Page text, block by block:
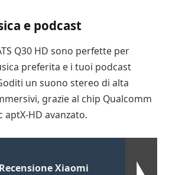
e podcast
Q30 HD sono perfette per
preferita e i tuoi podcast
un suono stereo di alta
grazie al chip Qualcomm
aptX-HD avanzato.
Recensione Xiaomi